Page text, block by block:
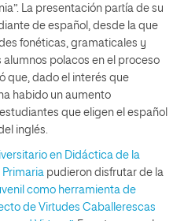
La presentación partía de su
de español, desde la que
fonéticas, gramaticales y
polacos en el proceso
que, dado el interés que
habido un aumento
que eligen el español
inglés.
en Didáctica de la
Primaria pudieron disfrutar de la
como herramienta de
de Virtudes Caballerescas